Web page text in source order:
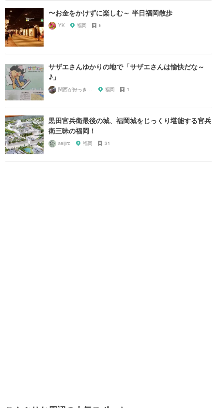
〜お金をかけずに楽しむ～ 半日福岡散歩
YK 福岡 6
サザエさんゆかりの地で「サザエさんは愉快だな～
♪」
福岡 1
黒田官兵衛最後の城、福岡城をじっくり堪能する官兵
衛三昧の福岡！
seijiro 福岡 31